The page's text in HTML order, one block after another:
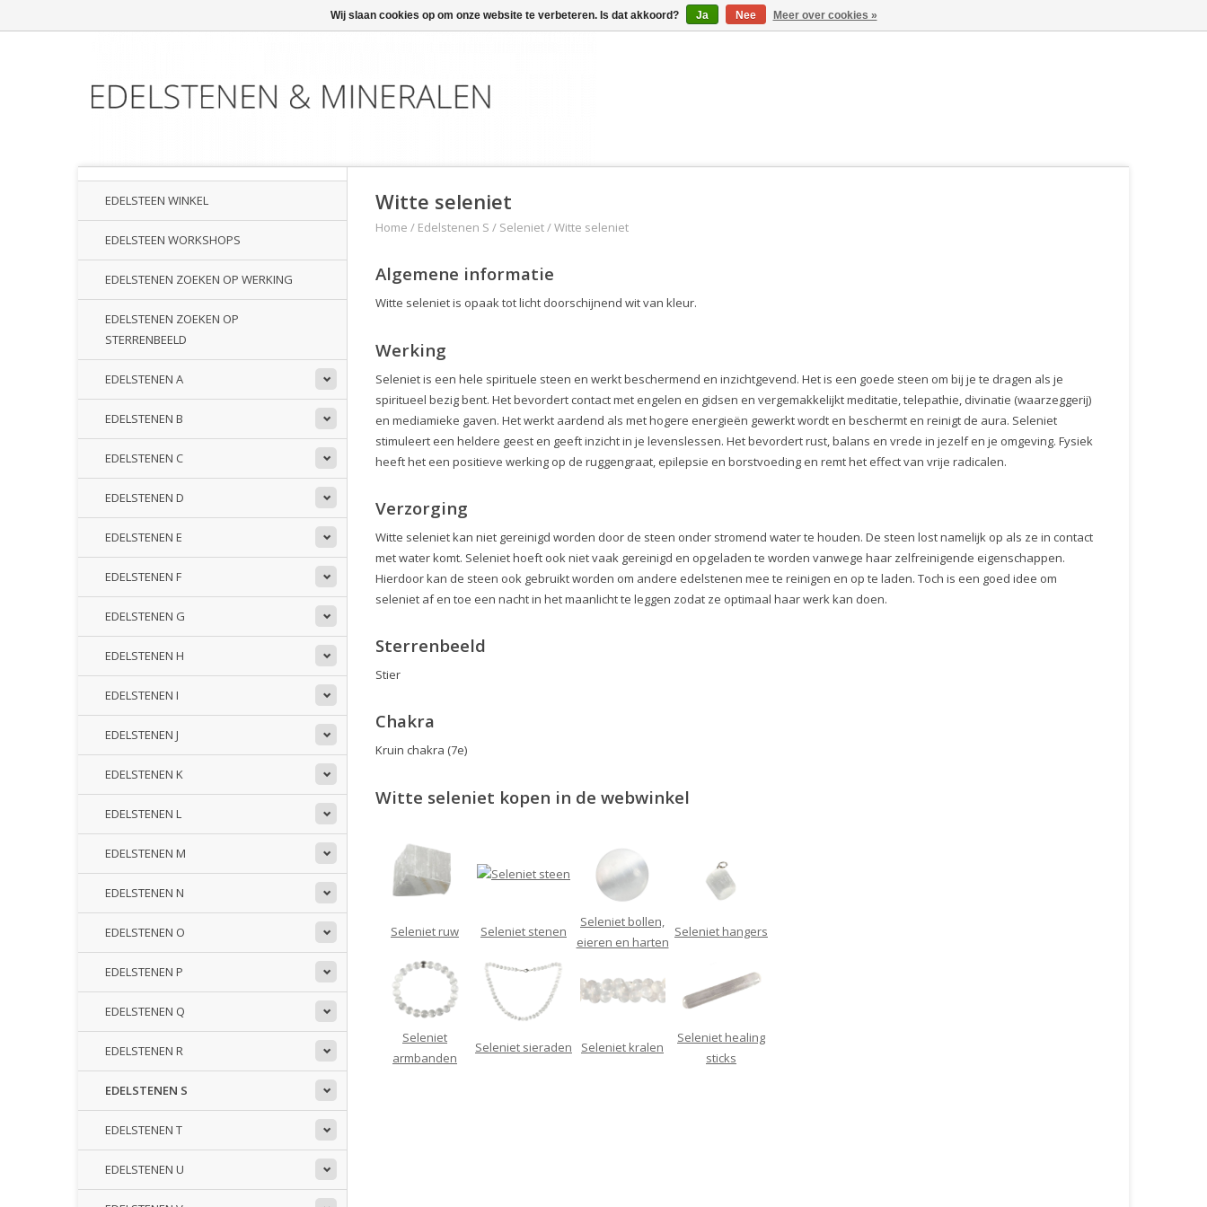
EDELSTEEN WINKEL
EDELSTEEN WORKSHOPS
EDELSTENEN ZOEKEN OP WERKING
EDELSTENEN ZOEKEN OP
STERRENBEELD
EDELSTENEN A
EDELSTENEN B
EDELSTENEN C
EDELSTENEN D
EDELSTENEN E
EDELSTENEN F
EDELSTENEN G
EDELSTENEN H
EDELSTENEN I
EDELSTENEN J
EDELSTENEN K
EDELSTENEN L
EDELSTENEN M
EDELSTENEN N
EDELSTENEN O
EDELSTENEN P
EDELSTENEN Q
EDELSTENEN R
EDELSTENEN S
EDELSTENEN T
EDELSTENEN U
Witte seleniet
Home / Edelstenen S / Seleniet/Witte seleniet
Algemene informatie
Witte seleniet is opaak tot licht doorschijnend wit van kleur.
Werking
Seleniet is een hele spirituele steen en werkt beschermend en inzichtgevend. Het is een goede steen om bij je te dragen als je
spiritueel bezig bent. Het bevordert contact met engelen en gidsen en vergemakkelijkt meditatie, telepathie, divinatie (waarzeggerij)
en mediamieke gaven. Het werkt aardend als met hogere energieën gewerkt wordt en beschermt en reinigt de aura. Seleniet
stimuleert een heldere geest en geeft inzicht in je levenslessen. Het bevordert rust, balans en vrede in jezelf en je omgeving. Fysiek
heeft het een positieve werking op de ruggengraat, epilepsie en borstvoeding en remt het effect van vrije radicalen.
Verzorging
Witte seleniet kan niet gereinigd worden door de steen onder stromend water te houden. De steen lost namelijk op als ze in contact
met water komt. Seleniet hoeft ook niet vaak gereinigd en opgeladen te worden vanwege haar zelfreinigende eigenschappen.
Hierdoor kan de steen ook gebruikt worden om andere edelstenen mee te reinigen en op te laden. Toch is een goed idee om
seleniet af en toe een nacht in het maanlicht te leggen zodat ze optimaal haar werk kan doen.
Sterrenbeeld
Stier
Chakra
Kruin chakra (7e)
Witte seleniet kopen in de webwinkel
Seleniet ruw Seleniet stenen
Seleniet bollen,
eieren en harten
Seleniet hangers
Seleniet
armbanden
Seleniet sieraden Seleniet kralen
Seleniet healing
sticks
Wij slaan cookies op om onze website te verbeteren. Is dat akkoord? Ja Nee Meer over cookies »